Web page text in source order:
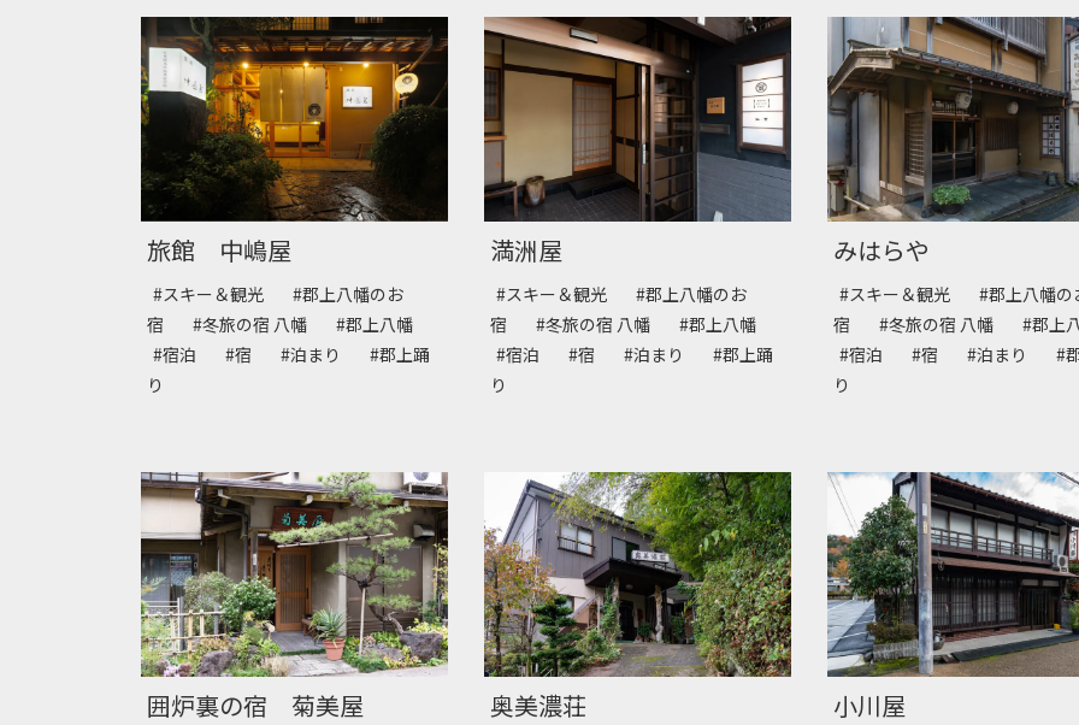
旅館 中嶋屋
#スキー＆観光
#郡上八幡のお
宿
#冬旅の宿 八幡
#郡上八幡
#宿泊
#宿 #泊まり
#郡上踊
り
満洲屋
#スキー＆観光
#郡上八幡のお
宿
#冬旅の宿 八幡
#郡上八幡
#宿泊
#宿 #泊まり
#郡上踊
り
みはらや
#スキー＆観光
#郡上八幡の
宿
#冬旅の宿 八幡
#郡上
#宿泊
#宿 #泊まり
#
り
囲炉裏の宿 菊美屋 奥美濃荘 小川屋